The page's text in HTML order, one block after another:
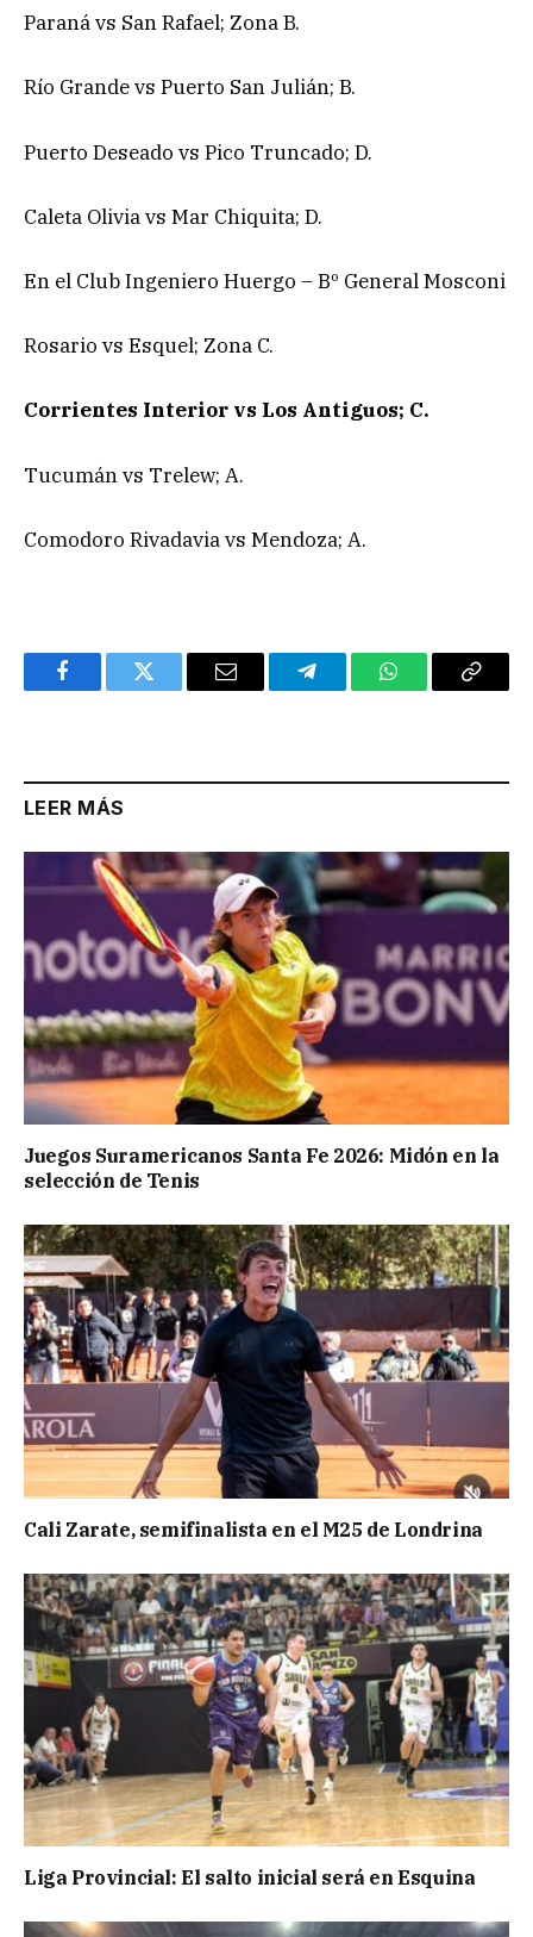
Paraná vs San Rafael; Zona B.
Río Grande vs Puerto San Julián; B.
Puerto Deseado vs Pico Truncado; D.
Caleta Olivia vs Mar Chiquita; D.
En el Club Ingeniero Huergo – Bº General Mosconi
Rosario vs Esquel; Zona C.
Corrientes Interior vs Los Antiguos; C.
Tucumán vs Trelew; A.
Comodoro Rivadavia vs Mendoza; A.
FacebookTwitter Email TelegramWhatsAppCopy
LEER MÁS
Juegos Suramericanos Santa Fe 2026: Midón en la
selección de Tenis
Cali Zarate, semifinalista en el M25 de Londrina
Liga Provincial: El salto inicial será en Esquina